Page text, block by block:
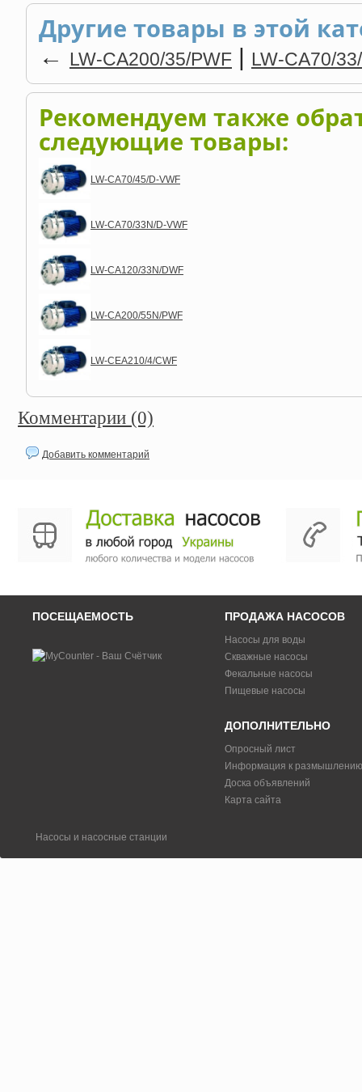
Другие товары в этой
← LW-CA200/35/PWF | LW-CA70/
Рекомендуем также
следующие товары:
LW-CA70/45/D-VWF
LW-CA70/33N/D-VWF
LW-CA120/33N/DWF
LW-CA200/55N/PWF
LW-CEA210/4/CWF
Комментарии (0)
Добавить комментарий
ПОСЕЩАЕМОСТЬ ПРОДАЖА НАСОСОВ
Насосы для воды
Скважные насосы
Фекальные насосы
Пищевые насосы
ДОПОЛНИТЕЛЬНО
Опросный лист
Информация к размышлению
Доска объявлений
Карта сайта
Насосы и насосные станции